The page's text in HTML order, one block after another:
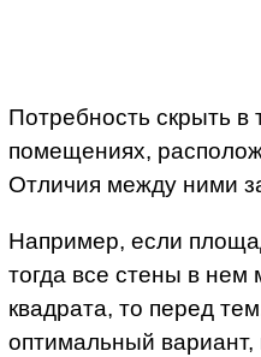
Потребность скрыть в
помещениях,
Отличия между ними
Например, если
тогда все стены в
квадрата, то перед
оптимальный